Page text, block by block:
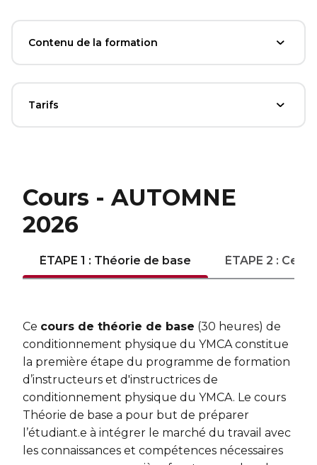
ÉCHANGES CULTURELS
ZONES JEUNESSE
Contenu de la formation
Tarifs
Cours - AUTOMNE
2026
ÉTAPE 1 : Théorie de base ÉTAPE 2 :
Ce cours de théorie de base (30 heures) de
conditionnement physique du YMCA constitue
la première étape du programme de formation
d’instructeurs et d'instructrices de
conditionnement physique du YMCA. Le cours
Théorie de base a pour but de préparer
l’étudiant.e à intégrer le marché du travail avec
les connaissances et compétences nécessaires